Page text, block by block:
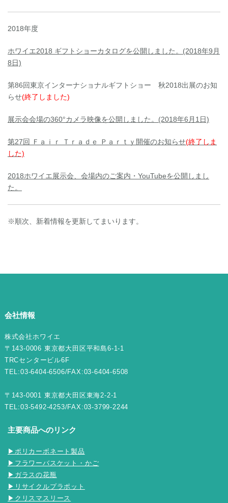
2018年度
ホワイエ2018 ギフトショーカタログを公開しました。(2018年9月
8日)
第86回東京インターナショナルギフトショー 秋2018出展のお知
らせ(終了しました)
展示会会場の360°カメラ映像を公開しました。(2018年6月1日)
第27回 Ｆａｉｒ Ｔｒａｄｅ Ｐａｒｔｙ開催のお知らせ(終了しま
した)
2018ホワイエ展示会、会場内のご案内・YouTubeを公開しまし
た。
※順次、新着情報を更新してまいります。
会社情報
株式会社ホワイエ
〒143-0006 東京都大田区平和島6-1-1
TRCセンタービル6F
TEL:03-6404-6506/FAX:03-6404-6508
〒143-0001 東京都大田区東海2-2-1
TEL:03-5492-4253/FAX:03-3799-2244
主要商品へのリンク
▶ポリカーボネート製品
▶フラワーバスケット・かご
▶ガラスの花瓶
▶リサイクルプラポット
▶クリスマスリース